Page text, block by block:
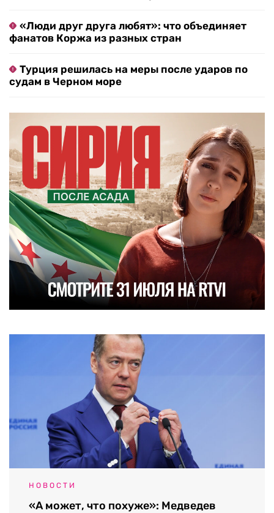
«Люди друг друга любят»: что объединяет
фанатов Коржа из разных стран
Турция решилась на меры после ударов по
судам в Черном море
НОВОСТИ
«А может, что похуже»: Медведев